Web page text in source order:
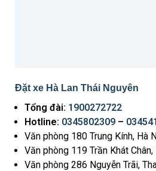
Đặt xe Hà Lan Thái Nguyên
Tổng đài: 1900272722
Hotline: 0345802309 –
Văn phòng 180 Trung Kính, Hà
Văn phòng 119 Trần Khát
Văn phòng 286 Nguyễn Trãi,